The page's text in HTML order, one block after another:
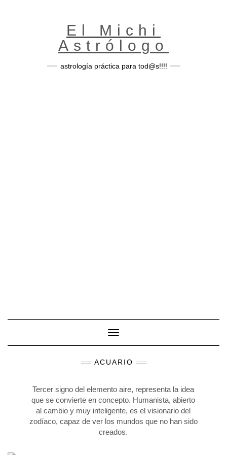
El Michi
Astrólogo
astrología práctica para tod@s!!!!
Toggle Navigation
ACUARIO
Tercer signo del elemento aire, representa la idea
que se convierte en concepto. Humanista, abierto
al cambio y muy inteligente, es el visionario del
zodíaco, capaz de ver los mundos que no han sido
creados.